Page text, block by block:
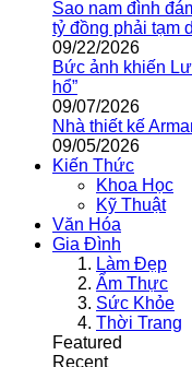
Sao nam đình
tỷ đồng phải tạm
09/22/2026
Bức ảnh khiến
hổ”
09/07/2026
Nhà thiết kế
09/05/2026
Kiến Thức
Khoa Học
Kỹ Thuật
Văn Hóa
Gia Đình
Làm Đẹp
Ẩm Thực
Sức Khỏe
Thời Trang
Featured
Recent